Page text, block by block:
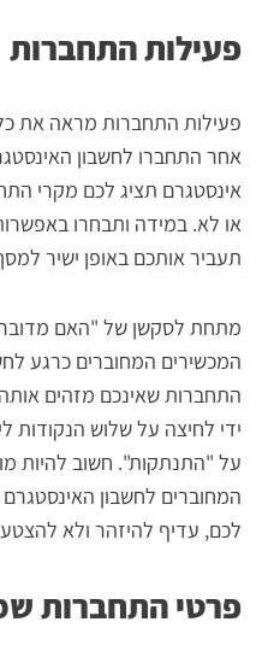
פעילות התחברות
פעילות התחברות מראה את
אחר התחברו לחשבון
אינסטגרם תציג לכם מקרי
או לא. במידה ותבחרו
תעביר אותכם באופן ישיר
מתחת לסקשן של "האם
המכשירים המחוברים כרגע
התחברות שאינכם מזהים
ידי לחיצה על שלוש הנקודות
על "התנתקות". חשוב להיות
המחוברים לחשבון
לכם, עדיף להיזהר ולא
פרטי התחברות